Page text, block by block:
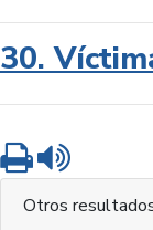
30.
Imprimir
Otros